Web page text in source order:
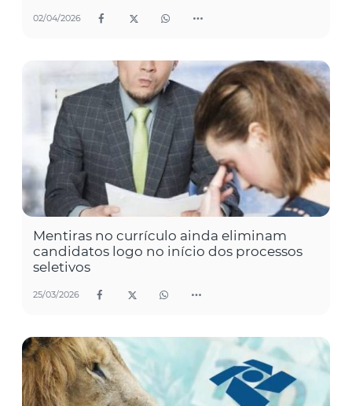
02/04/2026
Mentiras no currículo ainda eliminam
candidatos logo no início dos processos
seletivos
25/03/2026